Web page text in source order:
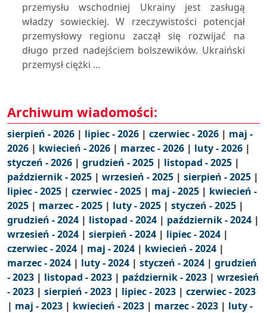
przemysłu wschodniej Ukrainy jest zasługą
władzy sowieckiej. W rzeczywistości potencjał
przemysłowy regionu zaczął się rozwijać na
długo przed nadejściem bolszewików. Ukraiński
przemysł ciężki ...
Archiwum wiadomości:
sierpień - 2026 | lipiec - 2026 | czerwiec - 2026 | maj -
2026 | kwiecień - 2026 | marzec - 2026 | luty - 2026 |
styczeń - 2026 | grudzień - 2025 | listopad - 2025 |
październik - 2025 | wrzesień - 2025 | sierpień - 2025 |
lipiec - 2025 | czerwiec - 2025 | maj - 2025 | kwiecień -
2025 | marzec - 2025 | luty - 2025 | styczeń - 2025 |
grudzień - 2024 | listopad - 2024 | październik - 2024 |
wrzesień - 2024 | sierpień - 2024 | lipiec - 2024 |
czerwiec - 2024 | maj - 2024 | kwiecień - 2024 |
marzec - 2024 | luty - 2024 | styczeń - 2024 | grudzień
- 2023 | listopad - 2023 | październik - 2023 | wrzesień
- 2023 | sierpień - 2023 | lipiec - 2023 | czerwiec - 2023
| maj - 2023 | kwiecień - 2023 | marzec - 2023 | luty -